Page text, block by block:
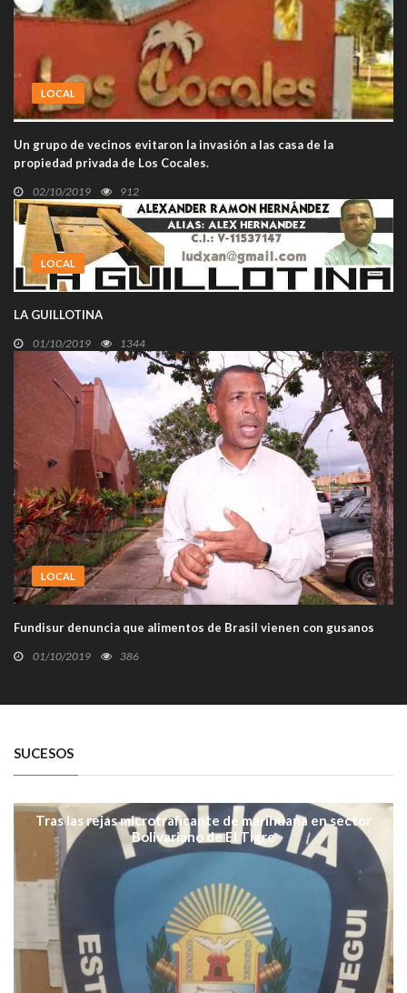
LOCAL
Un grupo de vecinos evitaron la invasión a las casa de la
propiedad privada de Los Cocales.
02/10/2019 912
LOCAL
LA GUILLOTINA
01/10/2019 1344
LOCAL
Fundisur denuncia que alimentos de Brasil vienen con gusanos
01/10/2019 386
SUCESOS
Tras las rejas microtraficante de marihuana en sector
Bolivariano de El Tigre